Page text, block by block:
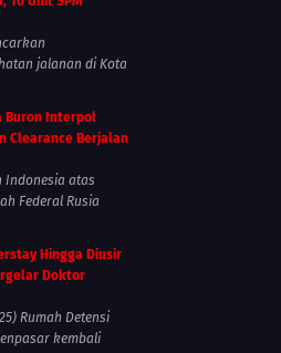
jalanan di Kota
Buron Interpol
Clearance Berjalan
Indonesia atas
Federal Rusia
Hingga Diusir
Doktor
Rumah Detensi
kembali